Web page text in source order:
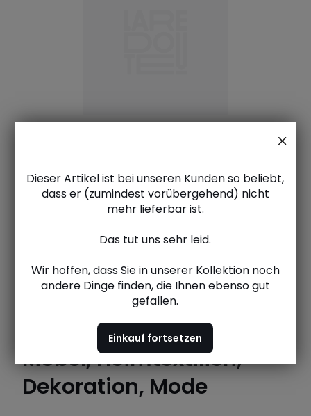
Möbel, Heimtextilien,
Dekoration, Mode
Dieser Artikel ist bei unseren Kunden so beliebt,
dass er (zumindest vorübergehend) nicht
mehr lieferbar ist.
Das tut uns sehr leid.
Wir hoffen, dass Sie in unserer Kollektion noch
andere Dinge finden, die Ihnen ebenso gut
gefallen.
Einkauf fortsetzen